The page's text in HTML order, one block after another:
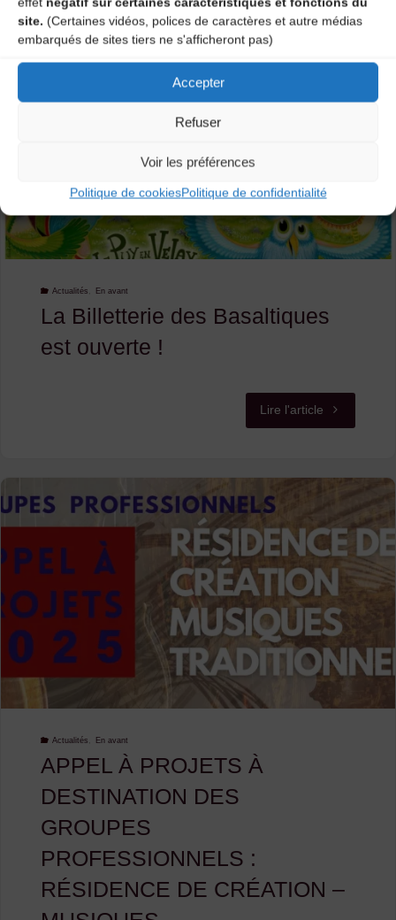
site. (Certaines vidéos, polices de caractères et autre médias
embarqués de sites tiers ne s'afficheront pas)
Accepter
Refuser
Voir les préférences
Politique de cookiesPolitique de confidentialité
RÉSIDENCE
»
pour
« jeune
Actualités En avant
La Billetterie des Basaltiques
est ouverte !
Lire l'article"La
des
est
ouverte
!"
Actualités En avant
APPEL À PROJETS À
DESTINATION DES
GROUPES
PROFESSIONNELS :
RÉSIDENCE DE CRÉATION –